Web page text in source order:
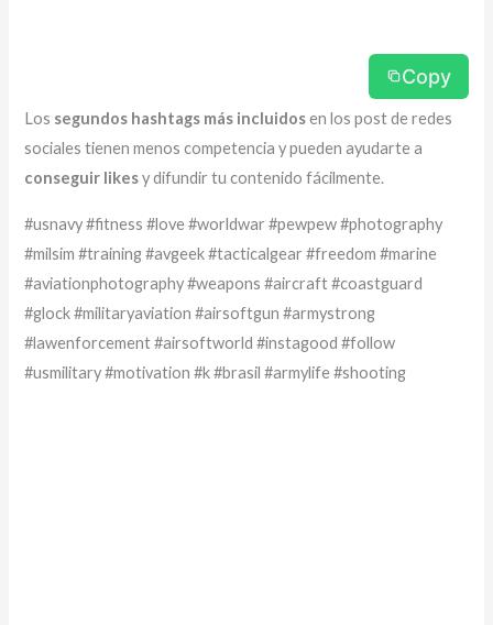
Copy
Los segundos hashtags más incluidosen los post de redes
sociales tienen menos competencia y pueden ayudarte a
conseguir likesy difundir tu contenido fácilmente.
#usnavy #fitness #love #worldwar #pewpew #photography
#milsim #training #avgeek #tacticalgear #freedom #marine
#aviationphotography #weapons #aircraft #coastguard
#glock #militaryaviation #airsoftgun #armystrong
#lawenforcement #airsoftworld #instagood #follow
#usmilitary #motivation #k #brasil #armylife #shooting